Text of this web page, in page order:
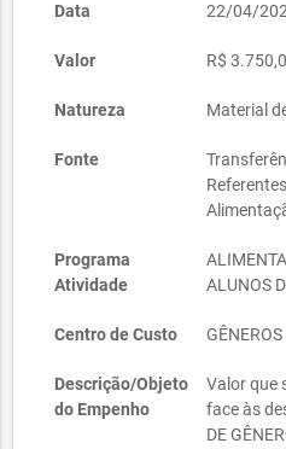
Data 22/04/
Valor R$
Natureza Material
Fonte
Programa
Atividade
ALUNOS
Centro de Custo
Descrição/Objeto
do Empenho
Valor que
face às
DE